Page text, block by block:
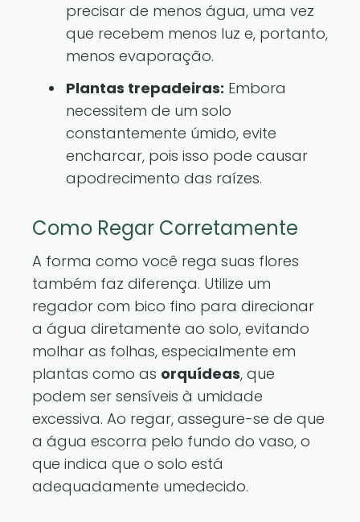
precisar de menos água, uma vez
que recebem menos luz e, portanto,
menos evaporação.
Plantas trepadeiras: Embora
necessitem de um solo
constantemente úmido, evite
encharcar, pois isso pode causar
apodrecimento das raízes.
Como Regar Corretamente
A forma como você rega suas flores
também faz diferença. Utilize um
regador com bico fino para direcionar
a água diretamente ao solo, evitando
molhar as folhas, especialmente em
plantas como as orquídeas, que
podem ser sensíveis à umidade
excessiva. Ao regar, assegure-se de que
a água escorra pelo fundo do vaso, o
que indica que o solo está
adequadamente umedecido.